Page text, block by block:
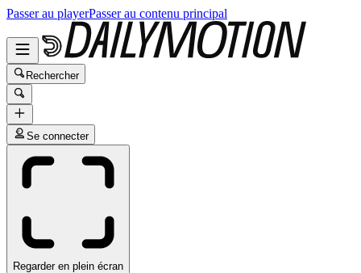
Passer au playerPasser au contenu principal
Rechercher
Se connecter
Regarder en plein écran